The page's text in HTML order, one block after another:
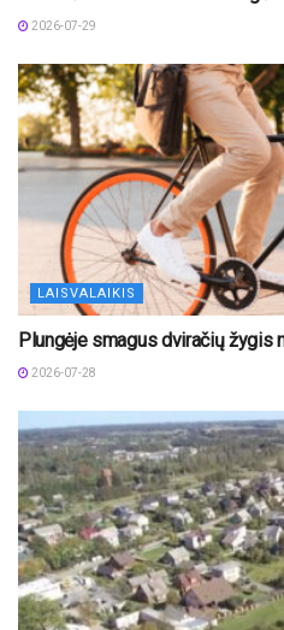
2026-07-29
LAISVALAIKIS
Plungėje smagus dviračių žygis
2026-07-28